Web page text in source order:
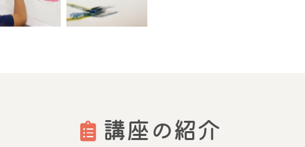
講座の紹介